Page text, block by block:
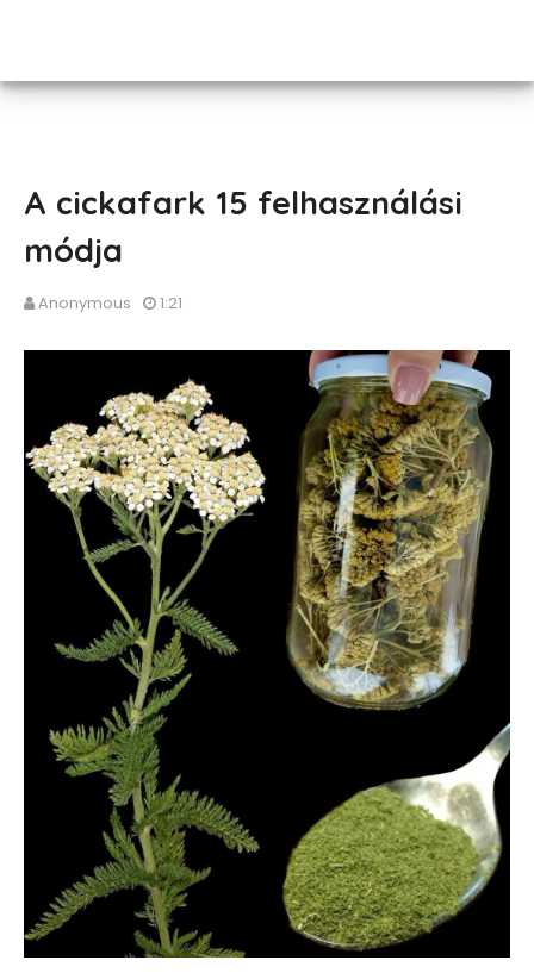
A cickafark 15 felhasználási
módja
Anonymous 1:21